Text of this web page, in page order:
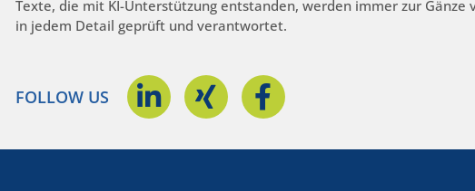
Texte, die mit KI-Unterstützung entstanden, werden immer zur Gänze
in jedem Detail geprüft und verantwortet.
FOLLOW US